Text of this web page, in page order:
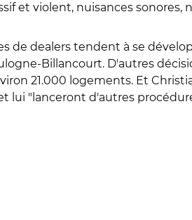
et violent, nuisances sonores,
de dealers tendent à se
Billancourt. D'autres
21.000 logements. Et
lui "lanceront d'autres